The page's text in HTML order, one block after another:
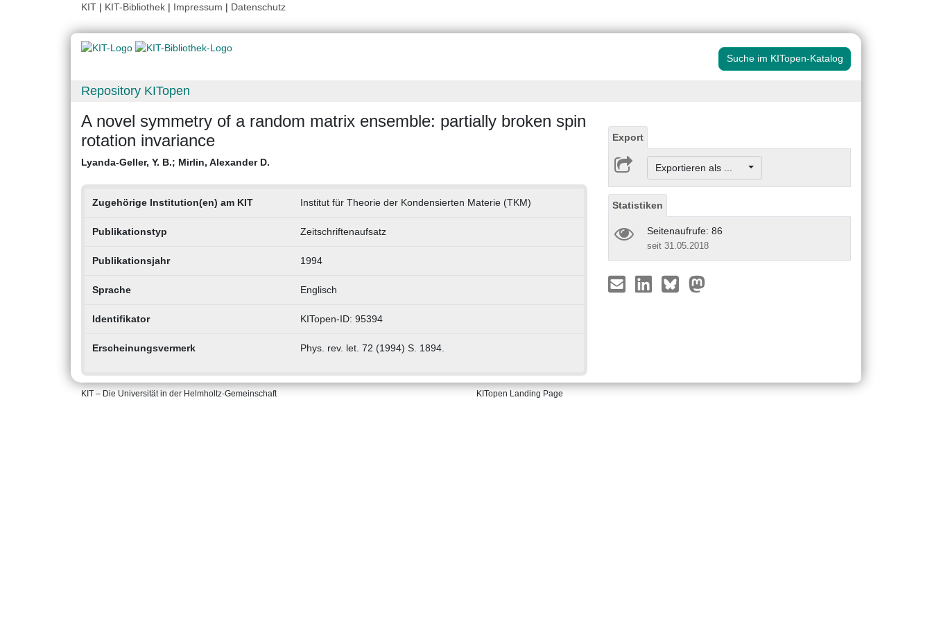
KIT | KIT-Bibliothek | Impressum | Datenschutz
Suche im KITopen-Katalog
Repository KITopen
A novel symmetry of a random matrix ensemble: partially broken spin
rotation invariance
Lyanda-Geller, Y. B.; Mirlin, Alexander D.
Zugehörige Institution(en) am KIT Institut für Theorie der Kondensierten Materie (TKM)
Publikationstyp Zeitschriftenaufsatz
Publikationsjahr 1994
Sprache Englisch
Identifikator KITopen-ID: 95394
Erscheinungsvermerk Phys. rev. let. 72 (1994) S. 1894.
Export
Exportieren als ...
Statistiken
Seitenaufrufe: 86
seit 31.05.2018
KIT – Die Universität in der Helmholtz-Gemeinschaft KITopen Landing Page